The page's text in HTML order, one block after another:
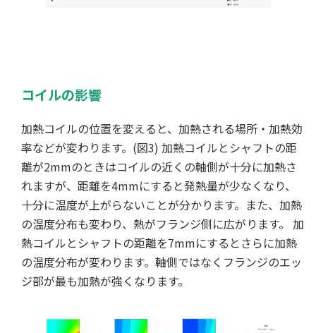
コイルの影響
加熱コイルの位置を変えると、加熱される場所・加熱効
率などが変わります。(図3) 加熱コイルとシャフトの距
離が2mmのときはコイルの近くの軸側が十分に加熱さ
れますが、距離を4mmにすると発熱量が少なくなり、
十分に温度が上がらないことが分かります。また、加熱
の温度分布も変わり、熱がフランジ側に広がります。 加
熱コイルとシャフトの距離を7mmにするとさらに加熱
の温度分布が変わります。軸側ではなくフランジのエッ
ジ部が最も加熱が強くなります。